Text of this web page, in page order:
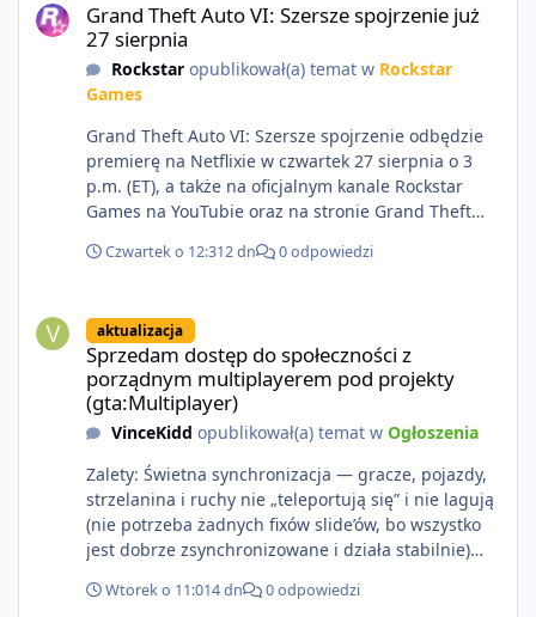
Grand Theft Auto VI: Szersze spojrzenie już
27 sierpnia
Rockstaropublikował(a) temat w Rockstar
Games
Grand Theft Auto VI: Szersze spojrzenie odbędzie
premierę na Netflixie w czwartek 27 sierpnia o 3
p.m. (ET), a także na oficjalnym kanale Rockstar
Games na YouTubie oraz na stronie Grand Theft
https://netflix.com/GTAVI Grand Theft Auto VI
https://www.rockstargames.com/VI.
Czwartek o 12:312 dn 0 odpowiedzi
aktualizacja
Sprzedam dostęp do społeczności z
porządnym multiplayerem pod projekty
(gta:Multiplayer)
VinceKidd opublikował(a) temat w Ogłoszenia
Zalety: Świetna synchronizacja — gracze, pojazdy,
strzelanina i ruchy nie „teleportują się” i nie lagują
(nie potrzeba żadnych fixów slide’ów, bo wszystko
jest dobrze zsynchronizowane i działa stabilnie)
poziomie multiplayera Wygodne pisanie własnych
Wtorek o 11:014 dn 0 odpowiedzi